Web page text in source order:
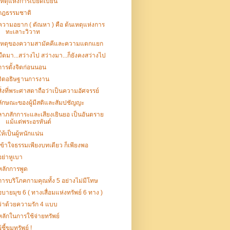
ฎธรรมชาติ
วามอยาก ( ตัณหา ) คือ ต้นเหตุแห่งการ
ทะเลาะวิวาท
หตุของความสามัคคีและความแตกแยก
ดมา...สว่างไป สว่างมา...ก็ยังคงสว่างไป
ารตั้งจิตก่อนนอน
ตอธิษฐานการงาน
งที่พระศาสดาถือว่าเป็นความอัศจรรย์
กษณะของผู้มีสติและสัมปชัญญะ
าภสักการะและเสียงเยินยอ เป็นอันตราย
แม้แต่พระอรหันต์
ห้เป็นผู้หนักแน่น
ข้าใจธรรมเพียงบทเดียว ก็เพียงพอ
ย่าหูเบา
ลักการพูด
ารบริโภคกามคุณทั้ง 5 อย่างไม่มีโทษ
บายมุข 6 ( ทางเสื่อมแห่งทรัพย์ 6 ทาง )
าด้วยความรัก 4 แบบ
ลักในการใช้จ่ายทรัพย์
ชี้ขุมทรัพย์ !